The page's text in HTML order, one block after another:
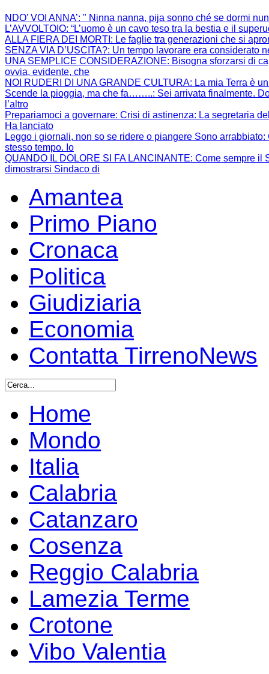
NDO’ VOI ANNA’: " Ninna nanna, pija sonno ché se dormi
L’AVVOLTOIO: “L’uomo è un cavo teso tra la bestia e il
ALLA FIERA DEI MORTI : Le faglie tra generazioni che si
SENZA VIA D’USCITA?: Un tempo lavorare era considerato
UNA SEMPLICE CONSIDERAZIONE: Bisogna sforzarsi di
ovvia, evidente, che
NOI RUDERI DI UNA GRANDE CULTURA: La mia Terra è
Scende la pioggia, ma che fa……..: Sei arrivata finalmente.
l’altro
Prepariamoci a governare: Crisi di astinenza: La segretaria
Ha lanciato
Leggo i giornali, non so se ridere o piangere Sono arrabbiato:
stesso tempo. Io
QUANDO IL DOLORE SI FA LANCINANTE: Come sempre il
dimostrarsi Sindaco di
Amantea
Primo Piano
Cronaca
Politica
Giudiziaria
Economia
Contatta TirrenoNews
Home
Mondo
Italia
Calabria
Catanzaro
Cosenza
Reggio Calabria
Lamezia Terme
Crotone
Vibo Valentia